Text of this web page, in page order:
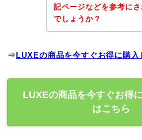
記ページなどを参考に
でしょうか？
⇒ LUXEの商品を今すぐお得に購入
LUXEの商品を今すぐお得
はこちら